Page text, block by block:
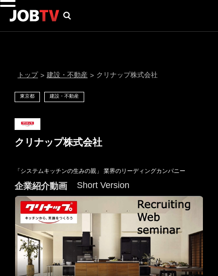
通知設定
メール通知
LINE通知
トップ > 建設・不動産 > クリナップ株式会社
東京都 建設・不動産
クリナップ株式会社
「システムキッチンの生みの親」 業界のリーディングカンパニー
企業紹介動画 Short Version
にはプロフィール画像のアップロードが必要です
プロフィール編集する ＞
会員登録する ＞
ログインする ＞